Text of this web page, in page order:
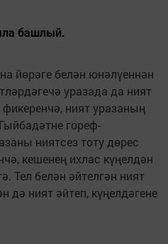
башлый.
йөрәге белән юнәлүеннән
уразада да ният
ният уразаның
гореф-
ниятсез тоту дөрес
кешенең ихлас күңелдән
Тел белән әйтелгән ният
дә ният әйтеп, күңелдәгене